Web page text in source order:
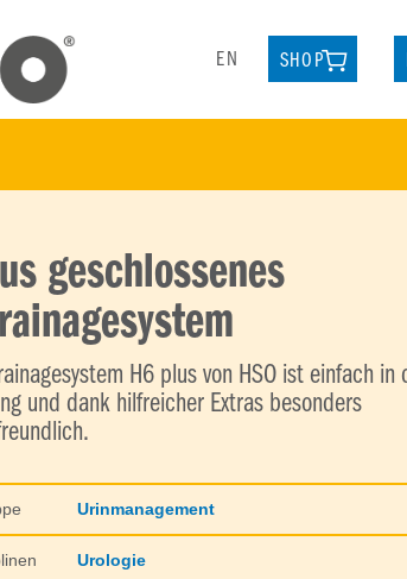
EN SHOP
geschlossenes
H6 plus von HSO ist einfach in
und dank hilfreicher Extras besonders
Urinmanagement
Urologie